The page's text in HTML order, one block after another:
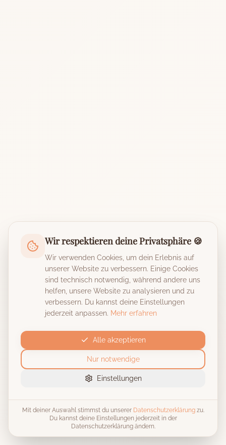
Wir respektieren deine Privatsphäre 🍪
Wir verwenden Cookies, um dein Erlebnis auf
unserer Website zu verbessern. Einige Cookies
sind technisch notwendig, während andere uns
helfen, unsere Website zu analysieren und zu
verbessern. Du kannst deine Einstellungen
jederzeit anpassen. Mehr erfahren
Alle akzeptieren
Nur notwendige
Einstellungen
Mit deiner Auswahl stimmst du unserer Datenschutzerklärung zu.
Du kannst deine Einstellungen jederzeit in der
Datenschutzerklärung ändern.